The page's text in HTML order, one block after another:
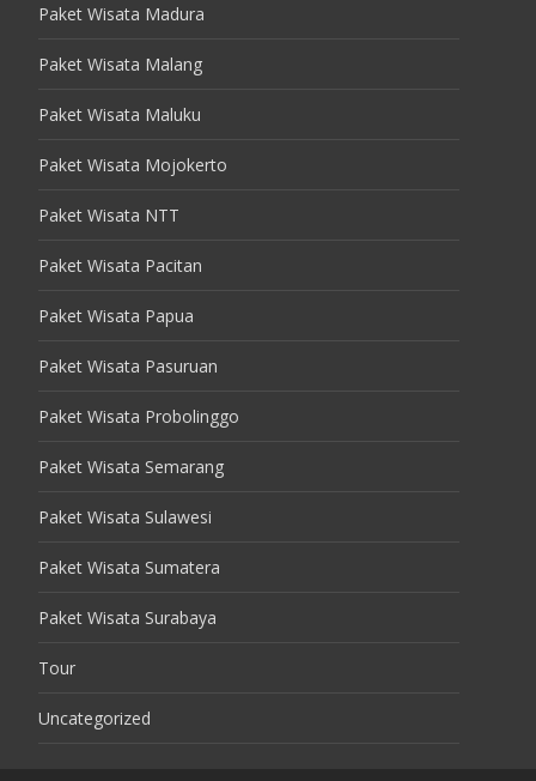
Paket Wisata Madura
Paket Wisata Malang
Paket Wisata Maluku
Paket Wisata Mojokerto
Paket Wisata NTT
Paket Wisata Pacitan
Paket Wisata Papua
Paket Wisata Pasuruan
Paket Wisata Probolinggo
Paket Wisata Semarang
Paket Wisata Sulawesi
Paket Wisata Sumatera
Paket Wisata Surabaya
Tour
Uncategorized